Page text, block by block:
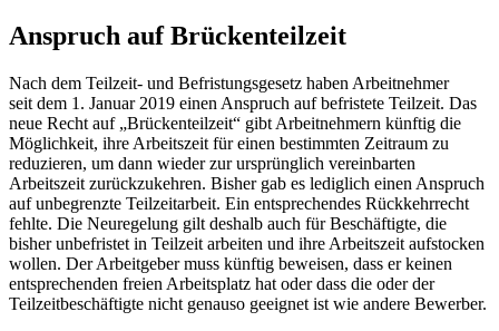
Anspruch auf Brückenteilzeit
Nach dem Teilzeit- und Befristungsgesetz haben Arbeitnehmer
seit dem 1. Januar 2019 einen Anspruch auf befristete Teilzeit. Das
neue Recht auf „Brückenteilzeit“ gibt Arbeitnehmern künftig die
Möglichkeit, ihre Arbeitszeit für einen bestimmten Zeitraum zu
reduzieren, um dann wieder zur ursprünglich vereinbarten
Arbeitszeit zurückzukehren. Bisher gab es lediglich einen Anspruch
auf unbegrenzte Teilzeitarbeit. Ein entsprechendes Rückkehrrecht
fehlte. Die Neuregelung gilt deshalb auch für Beschäftigte, die
bisher unbefristet in Teilzeit arbeiten und ihre Arbeitszeit aufstocken
wollen. Der Arbeitgeber muss künftig beweisen, dass er keinen
entsprechenden freien Arbeitsplatz hat oder dass die oder der
Teilzeitbeschäftigte nicht genauso geeignet ist wie andere Bewerber.